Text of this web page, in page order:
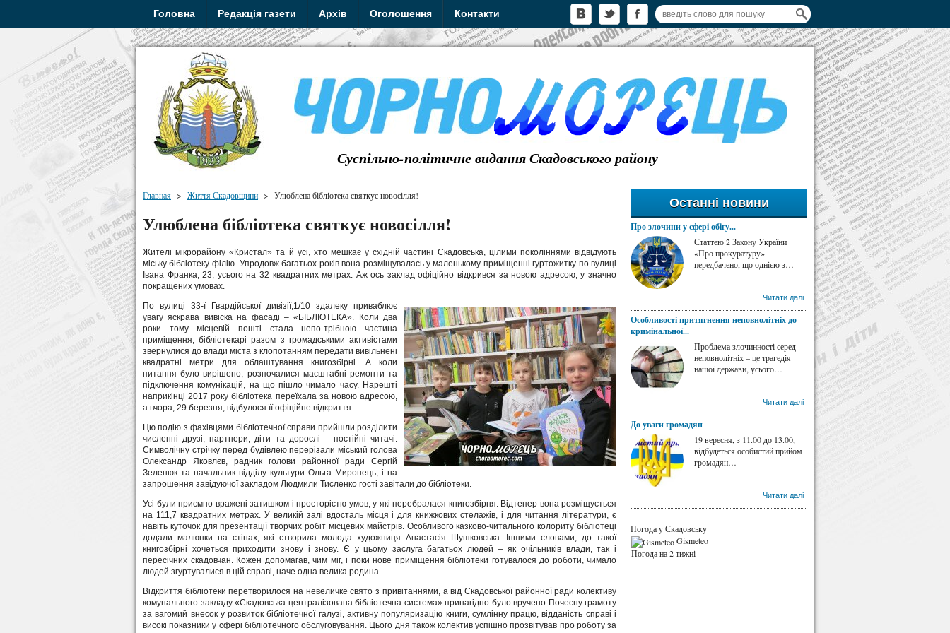
Головна Редакція газети Архів Оголошення Контакти
Суспільно-політичне видання Скадовського району
Главная > Життя Скадовщини > Улюблена бібліотека святкує новосілля!
Улюблена бібліотека святкує новосілля!
Жителі мікрорайону «Кристал» та й усі, хто мешкає у східній частині Скадовська, цілими поколіннями відвідують
міську бібліотеку-філію. Упродовж багатьох років вона розміщувалась у маленькому приміщенні гуртожитку по вулиці
Івана Франка, 23, усього на 32 квадратних метрах. Аж ось заклад офіційно відкрився за новою адресою, у значно
покращених умовах.
По вулиці 33-ї Гвардійської дивізії,1/10 здалеку приваблює
увагу яскрава вивіска на фасаді – «БІБЛІОТЕКА». Коли два
роки тому місцевій пошті стала непо-трібною частина
приміщення, бібліотекарі разом з громадськими активістами
звернулися до влади міста з клопотанням передати вивільнені
квадратні метри для облаштування книгозбірні. А коли
питання було вирішено, розпочалися масштабні ремонти та
підключення комунікацій, на що пішло чимало часу. Нарешті
наприкінці 2017 року бібліотека переїхала за новою адресою,
а вчора, 29 березня, відбулося її офіційне відкриття.
Цю подію з фахівцями бібліотечної справи прийшли розділити
численні друзі, партнери, діти та дорослі – постійні читачі.
Символічну стрічку перед будівлею перерізали міський голова
Олександр Яковлєв, радник голови районної ради Сергій
Зеленюк та начальник відділу культури Ольга Миронець, і на
запрошення завідуючої закладом Людмили Тисленко гості завітали до бібліотеки.
Усі були приємно вражені затишком і просторістю умов, у які перебралася книгозбірня. Відтепер вона розміщується
на 111,7 квадратних метрах. У великій залі вдосталь місця і для книжкових стелажів, і для читання літератури, є
навіть куточок для презентації творчих робіт місцевих майстрів. Особливого казково-читального колориту бібліотеці
додали малюнки на стінах, які створила молода художниця Анастасія Шушковська. Іншими словами, до такої
книгозбірні хочеться приходити знову і знову. Є у цьому заслуга багатьох людей – як очільників влади, так і
пересічних скадовчан. Кожен допомагав, чим міг, і поки нове приміщення бібліотеки готувалося до роботи, чимало
людей згуртувалися в цій справі, наче одна велика родина.
Відкриття бібліотеки перетворилося на невеличке свято з привітаннями, а від Скадовської районної ради колективу
комунального закладу «Скадовська централізована бібліотечна система» принагідно було вручено Почесну грамоту
за вагомий внесок у розвиток бібліотечної галузі, активну популяризацію книги, сумлінну працю, відданість справі і
високі показники у сфері бібліотечного обслуговування. Цього дня також колектив успішно прозвітував про роботу за
Останні новини
Про злочини у сфері обігу...
Статтею 2 Закону України
«Про прокуратуру»
передбачено, що однією з…
Читати далі
Особливості притягнення неповнолітніх до
кримінальної...
Проблема злочинності серед
неповнолітніх – це трагедія
нашої держави, усього…
Читати далі
До уваги громадян
19 вересня, з 11.00 до 13.00,
відбудеться особистий прийом
громадян…
Читати далі
Погода у Скадовську
Gismeteo
Погода на 2 тижні